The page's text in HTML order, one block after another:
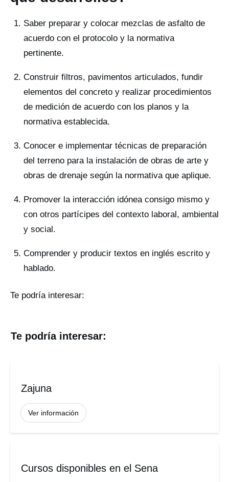
Saber preparar y colocar mezclas de asfalto de
acuerdo con el protocolo y la normativa
pertinente.
Construir filtros, pavimentos articulados, fundir
elementos del concreto y realizar procedimientos
de medición de acuerdo con los planos y la
normativa establecida.
Conocer e implementar técnicas de preparación
del terreno para la instalación de obras de arte y
obras de drenaje según la normativa que aplique.
Promover la interacción idónea consigo mismo y
con otros partícipes del contexto laboral, ambiental
y social.
Comprender y producir textos en inglés escrito y
hablado.
Te podría interesar:
Te podría interesar:
Zajuna
Ver información
Cursos disponibles en el Sena